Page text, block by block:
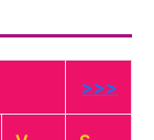
>>>